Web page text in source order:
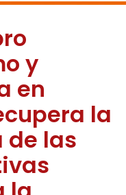
y
en
la
de las